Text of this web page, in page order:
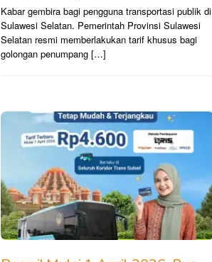
Kabar gembira bagi pengguna transportasi publik di
Sulawesi Selatan. Pemerintah Provinsi Sulawesi
Selatan resmi memberlakukan tarif khusus bagi
golongan penumpang […]